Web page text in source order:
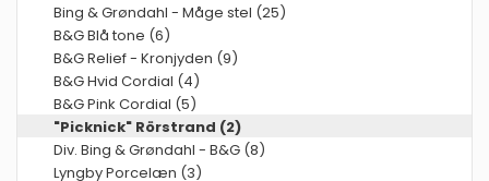
Bing & Grøndahl - Måge stel (25)
B&G Blå tone (6)
B&G Relief - Kronjyden (9)
B&G Hvid Cordial (4)
B&G Pink Cordial (5)
"Picknick" Rörstrand (2)
Div. Bing & Grøndahl - B&G (8)
Lyngby Porcelæn (3)